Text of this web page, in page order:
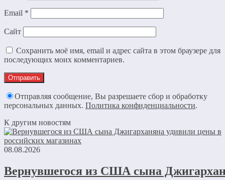
Email *
Сайт
Сохранить моё имя, email и адрес сайта в этом браузере для
последующих моих комментариев.
Отправляя сообщение, Вы разрешаете сбор и обработку
персональных данных. Политика конфиденциальности.
К другим новостям
08.08.2026
Вернувшегося из США сына